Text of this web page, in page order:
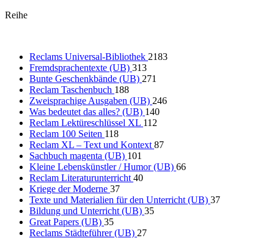
Reihe
Reclams Universal-Bibliothek 2183
Fremdsprachentexte (UB) 313
Bunte Geschenkbände (UB) 271
Reclam Taschenbuch 188
Zweisprachige Ausgaben (UB) 246
Was bedeutet das alles? (UB) 140
Reclam Lektüreschlüssel XL 112
Reclam 100 Seiten 118
Reclam XL – Text und Kontext 87
Sachbuch magenta (UB) 101
Kleine Lebenskünstler / Humor (UB) 66
Reclam Literaturunterricht 40
Kriege der Moderne 37
Texte und Materialien für den Unterricht (UB) 37
Bildung und Unterricht (UB) 35
Great Papers (UB) 35
Reclams Städteführer (UB) 27